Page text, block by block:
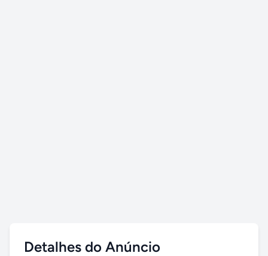
Detalhes do Anúncio